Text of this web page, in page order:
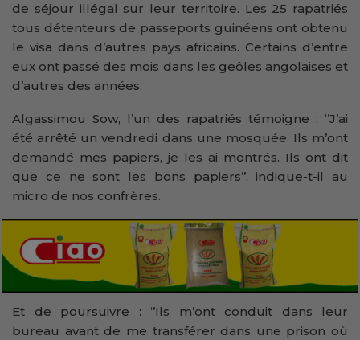
de séjour illégal sur leur territoire. Les 25 rapatriés
tous détenteurs de passeports guinéens ont obtenu
le visa dans d’autres pays africains. Certains d’entre
eux ont passé des mois dans les geôles angolaises et
d’autres des années.
Algassimou Sow, l’un des rapatriés témoigne : ‘’J’ai
été arrêté un vendredi dans une mosquée. Ils m’ont
demandé mes papiers, je les ai montrés. Ils ont dit
que ce ne sont les bons papiers’’, indique-t-il au
micro de nos confrères.
Et de poursuivre : ‘’Ils m’ont conduit dans leur
bureau avant de me transférer dans une prison où